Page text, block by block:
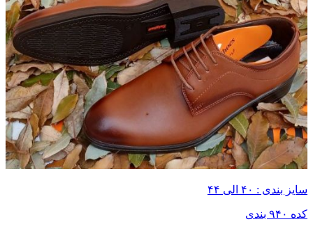
سایز بندی : ۴۰ الی ۴۴
کده ۹۴۰ بندی